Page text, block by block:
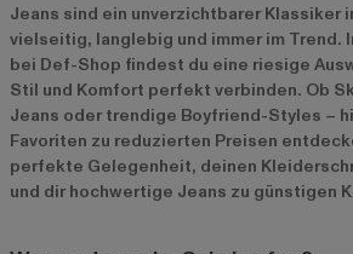
Jeans sind ein unverzichtbarer Klassiker
vielseitig, langlebig und immer im Trend.
bei Def-Shop findest du eine riesige
Stil und Komfort perfekt verbinden. Ob
Jeans oder trendige Boyfriend-Styles –
Favoriten zu reduzierten Preisen
perfekte Gelegenheit, deinen
und dir hochwertige Jeans zu günstigen